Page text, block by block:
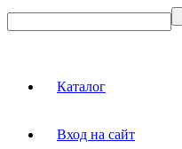
Каталог
Вход на сайт